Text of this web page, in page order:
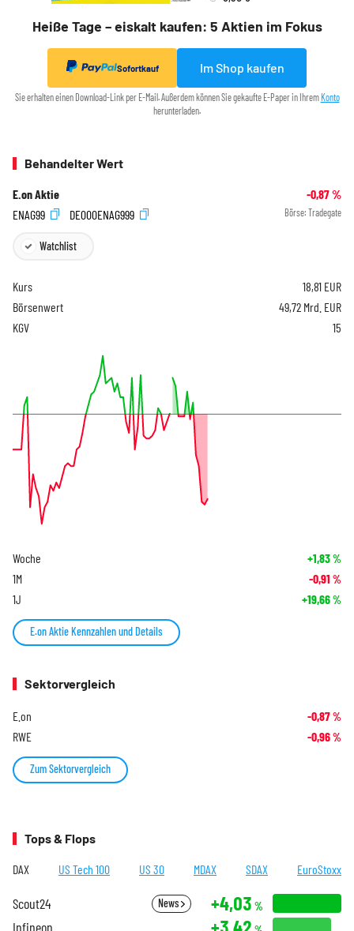
Heiße Tage – eiskalt kaufen: 5 Aktien im Fokus
Sofortkauf Im Shop kaufen
Sie erhalten einen Download-Link per E-Mail. Außerdem können Sie gekaufte E-Paper in Ihrem Konto
herunterladen.
Behandelter Wert
E.on Aktie -0,87%
ENAG99
DE000ENAG999 Börse: Tradegate
Watchlist
Kurs 18,81 EUR
Börsenwert
49,72 Mrd. EUR
KGV
15
Woche +1,83%
1M -0,91 %
1J +19,66%
E.on Aktie Kennzahlen und Details
Sektorvergleich
E.on -0,87%
RWE -0,96%
Zum Sektorvergleich
Tops & Flops
DAX US Tech 100 US 30 MDAX SDAX EuroStoxx
Scout24 News +4,03 %
Infineon